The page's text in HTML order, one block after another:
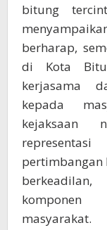
bitung
berharap,
di Kota
kerjasama
kepada
kejaksaan
pertimbangan
masyarakat.